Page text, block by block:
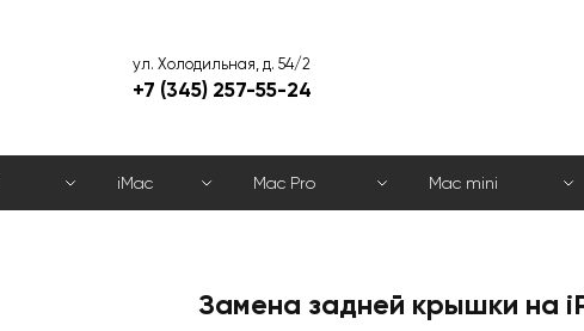
ул. Холодильная, д. 54/2
+7 (345) 257-55-24
iMac Mac Pro Mac mini
Замена задней крышки на